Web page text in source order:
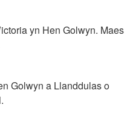
yn Hen Golwyn. Maes
Golwyn a Llanddulas o